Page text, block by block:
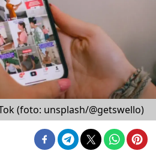
(foto: unsplash/@getswello)